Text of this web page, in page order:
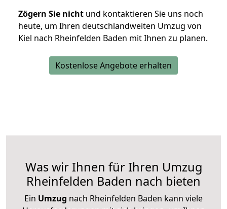
Zögern Sie nicht und kontaktieren Sie uns noch
heute, um Ihren deutschlandweiten Umzug von
Kiel nach Rheinfelden Baden mit Ihnen zu planen.
Kostenlose Angebote erhalten
Was wir Ihnen für Ihren Umzug
Rheinfelden Baden nach bieten
Ein Umzug nach Rheinfelden Baden kann viele